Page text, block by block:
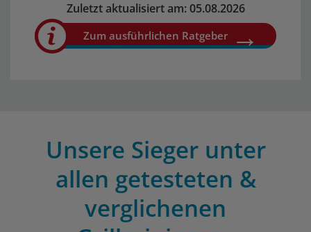
Zuletzt aktualisiert am: 05.08.2026
Zum ausführlichen Ratgeber
Unsere Sieger unter
allen getesteten &
verglichenen